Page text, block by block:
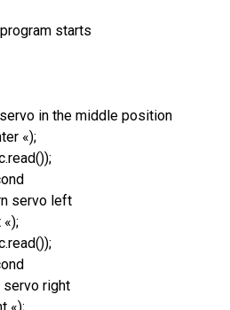
starts
in the middle position
«);
servo left
servo right